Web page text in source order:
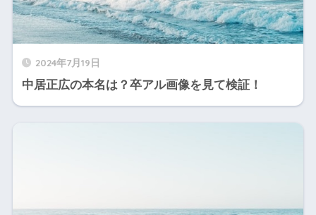
2024年7月19日
中居正広の本名は？卒アル画像を見て検証！